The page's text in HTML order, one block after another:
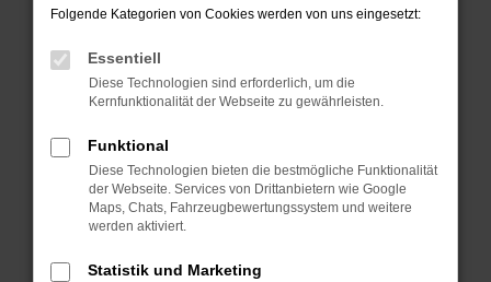
Prüfe deine Browsererweiterungen.
können das Laden bestimmter Seiten
verhindern. Funktioniert die Seite in einem
anderen Browser oder in einem privaten
Starte dein Gerät neu.
Das kann manchmal helfen, vorübergehende
Probleme zu beheben.
Betriebssystem auf dem neuesten Stand
Folgende Kategorien von Cookies werden von uns eingesetzt:
Essentiell
Diese Technologien sind erforderlich, um die
Kernfunktionalität der Webseite zu gewährleisten.
Funktional
Diese Technologien bieten die bestmögliche Funktionalität
der Webseite. Services von Drittanbietern wie Google
Maps, Chats, Fahrzeugbewertungssystem und weitere
werden aktiviert.
Statistik und Marketing